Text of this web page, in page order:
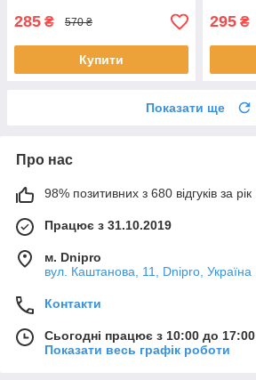
285 ₴ 570 ₴
Купити
295 ₴
Показати ще
Про нас
98% позитивних з 680 відгуків за рік
Працює з 31.10.2019
м. Dnipro
вул. Каштанова, 11, Dnipro, Україна
Контакти
Сьогодні працює з 10:00 до 17:00
Показати весь графік роботи